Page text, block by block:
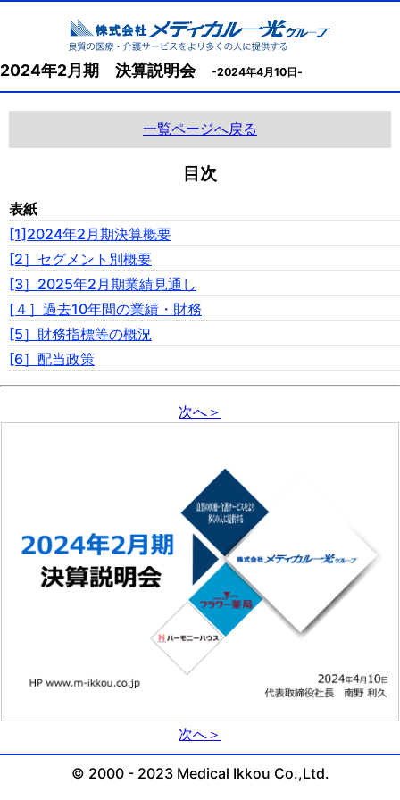
2024年2月期 決算説明会 -2024年4月10日-
一覧ページへ戻る
目次
表紙
[1]2024年2月期決算概要
[2］セグメント別概要
[3］2025年2月期業績見通し
[４］過去10年間の業績・財務
[5］財務指標等の概況
[6］配当政策
次へ＞
次へ＞
© 2000 - 2023 Medical Ikkou Co.,Ltd.